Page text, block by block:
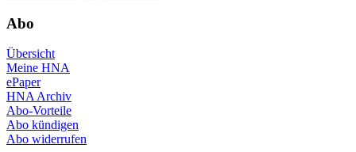
Abo
Übersicht
Meine HNA
ePaper
HNA Archiv
Abo-Vorteile
Abo kündigen
Abo widerrufen